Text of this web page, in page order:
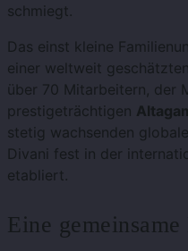
schmiegt.
Das einst kleine
einer weltweit
über 70 Mitarbeitern, der
prestigeträchtigen
stetig wachsenden
Divani fest in der
etabliert.
Eine